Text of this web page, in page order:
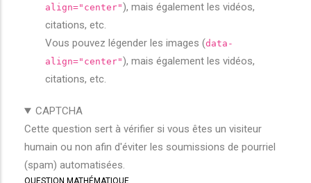
align="center"), mais également les vidéos,
citations, etc.
Vous pouvez légender les images (data-
align="center"), mais également les vidéos,
citations, etc.
CAPTCHA
Cette question sert à vérifier si vous êtes un visiteur
humain ou non afin d'éviter les soumissions de pourriel
(spam) automatisées.
QUESTION MATHÉMATIQUE